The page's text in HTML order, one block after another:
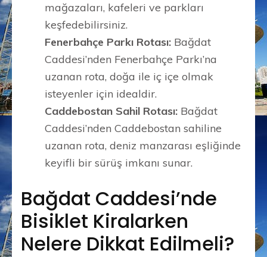
mağazaları, kafeleri ve parkları
keşfedebilirsiniz.
Fenerbahçe Parkı Rotası: Bağdat
Caddesi’nden Fenerbahçe Parkı’na
uzanan rota, doğa ile iç içe olmak
isteyenler için idealdir.
Caddebostan Sahil Rotası: Bağdat
Caddesi’nden Caddebostan sahiline
uzanan rota, deniz manzarası eşliğinde
keyifli bir sürüş imkanı sunar.
Bağdat Caddesi’nde
Bisiklet Kiralarken
Nelere Dikkat Edilmeli?